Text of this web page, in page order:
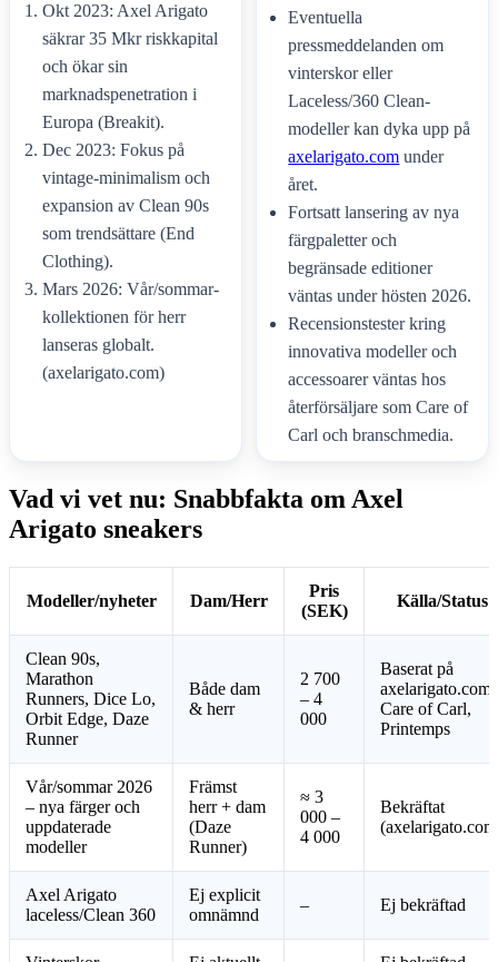
Okt 2023: Axel Arigato
säkrar 35 Mkr riskkapital
och ökar sin
marknadspenetration i
Europa (Breakit).
Dec 2023: Fokus på
vintage-minimalism och
expansion av Clean 90s
som trendsättare (End
Clothing).
Mars 2026: Vår/sommar-
kollektionen för herr
lanseras globalt.
(axelarigato.com)
Eventuella
pressmeddelanden om
vinterskor eller
Laceless/360 Clean-
modeller kan dyka upp på
axelarigato.com under
året.
Fortsatt lansering av nya
färgpaletter och
begränsade editioner
väntas under hösten 2026.
Recensionstester kring
innovativa modeller och
accessoarer väntas hos
återförsäljare som Care of
Carl och branschmedia.
Vad vi vet nu: Snabbfakta om Axel
Arigato sneakers
Modeller/nyheter Dam/Herr
Pris
(SEK)
Källa/Status
Clean 90s,
Marathon
Runners, Dice Lo,
Orbit Edge, Daze
Runner
Både dam
& herr
2 700
– 4
000
Baserat på
axelarigato.com,
Care of Carl,
Printemps
Vår/sommar 2026
– nya färger och
uppdaterade
modeller
Främst
herr + dam
(Daze
Runner)
≈ 3
000 –
4 000
Bekräftat
Axel Arigato
laceless/Clean 360
Ej explicit
omnämnd
– Ej bekräftad